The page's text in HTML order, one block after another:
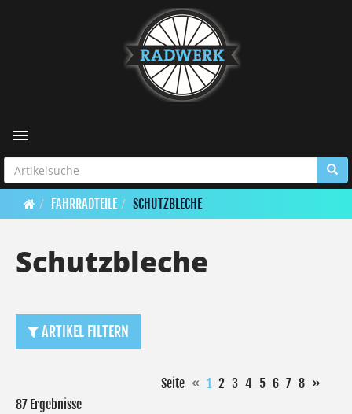
Toggle navigation
FAHRRADTEILE SCHUTZBLECHE
Schutzbleche
ARTIKEL FILTERN
Seite « 1 2 3 4 5 6 7 8 »
87 Ergebnisse